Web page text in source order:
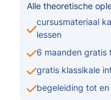
Alle theoretische
cursusmateriaal
lessen
6 maanden
gratis klassikale
begeleiding tot